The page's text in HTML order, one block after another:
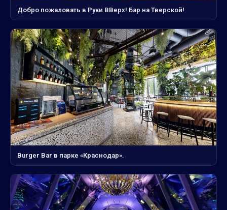
Добро пожаловать в Руки ВВерх! Бар на Тверской!
Burger Bar в парке «Краснодар».